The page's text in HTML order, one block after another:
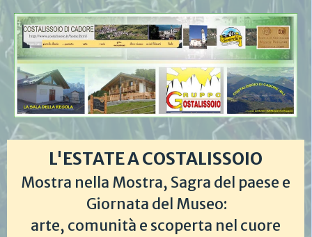
L'ESTATE A COSTALISSOIO
Mostra nella Mostra, Sagra del paese e
Giornata del Museo:
arte, comunità e scoperta nel cuore